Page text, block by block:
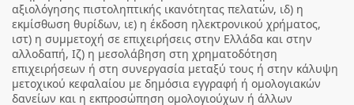
αξιολόγησης πιστοληπτικής ικανότητας πελατών, ιδ) η
εκμίσθωση θυρίδων, ιε) η έκδοση ηλεκτρονικού χρήματος,
ιστ) η συμμετοχή σε επιχειρήσεις στην Ελλάδα και στην
αλλοδαπή, Ιζ) η μεσολάβηση στη χρηματοδότηση
επιχειρήσεων ή στη συνεργασία μεταξύ τους ή στην κάλυψη
μετοχικού κεφαλαίου με δημόσια εγγραφή ή ομολογιακών
δανείων και η εκπροσώπηση ομολογιούχων ή άλλων